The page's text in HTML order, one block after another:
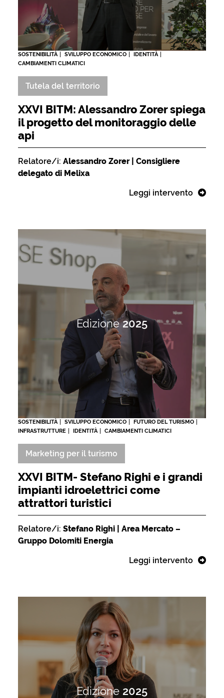
SOSTENIBILITÀ SVILUPPO ECONOMICO
IDENTITÀ
CAMBIAMENTI CLIMATICI
Tutela del territorio
XXVI BITM: Alessandro Zorer spiega
il progetto del monitoraggio delle
api
Relatore/i: Alessandro Zorer | Consigliere
delegato di Melixa
Leggi intervento
Edizione2025
SOSTENIBILITÀ SVILUPPO ECONOMICO
FUTURO DEL TURISMO
INFRASTRUTTURE
IDENTITÀ CAMBIAMENTI CLIMATICI
Marketing per il turismo
XXVI BITM- Stefano Righi e i grandi
impianti idroelettrici come
attrattori turistici
Relatore/i: Stefano Righi | Area Mercato –
Gruppo Dolomiti Energia
Leggi intervento
Edizione 2025